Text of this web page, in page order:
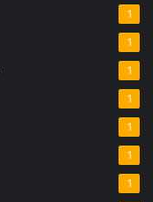
1
1
1
1
1
1
1